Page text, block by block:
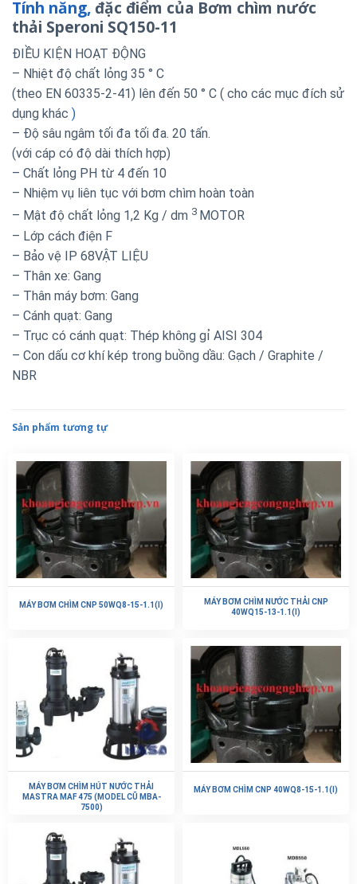
Tính năng, đặc điểm của Bơm chìm nước
thải Speroni SQ150-11
ĐIỀU KIỆN HOẠT ĐỘNG
– Nhiệt độ chất lỏng 35 ° C
(theo EN 60335-2-41) lên đến 50 ° C ( cho các mục đích sử
dụng khác )
– Độ sâu ngâm tối đa tối đa. 20 tấn.
(với cáp có độ dài thích hợp)
– Chất lỏng PH từ 4 đến 10
– Nhiệm vụ liên tục với bơm chìm hoàn toàn
– Mật độ chất lỏng 1,2 Kg / dm 3 MOTOR
– Lớp cách điện F
– Bảo vệ IP 68VẬT LIỆU
– Thân xe: Gang
– Thân máy bơm: Gang
– Cánh quạt: Gang
– Trục có cánh quạt: Thép không gỉ AISI 304
– Con dấu cơ khí kép trong buồng dầu: Gạch / Graphite /
NBR
Sản phẩm tương tự
MÁY BƠM CHÌM CNP 50WQ8-15-1.1(I)
MÁY BƠM CHÌM NƯỚC THẢI CNP
40WQ15-13-1.1(I)
MÁY BƠM CHÌM HÚT NƯỚC THẢI
MASTRA MAF 475 (MODEL CŨ MBA-
7500)
MÁY BƠM CHÌM CNP 40WQ8-15-1.1(I)